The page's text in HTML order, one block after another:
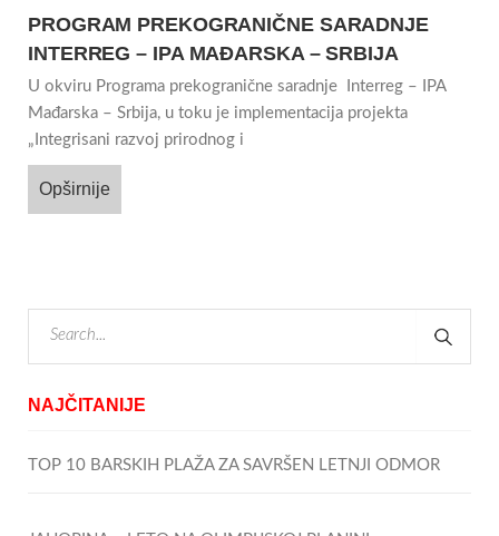
PROGRAM PREKOGRANIČNE SARADNJE
INTERREG – IPA MAĐARSKA – SRBIJA
U okviru Programa prekogranične saradnje Interreg – IPA
Mađarska – Srbija, u toku je implementacija projekta
„Integrisani razvoj prirodnog i
Opširnije
NAJČITANIJE
TOP 10 BARSKIH PLAŽA ZA SAVRŠEN LETNJI ODMOR